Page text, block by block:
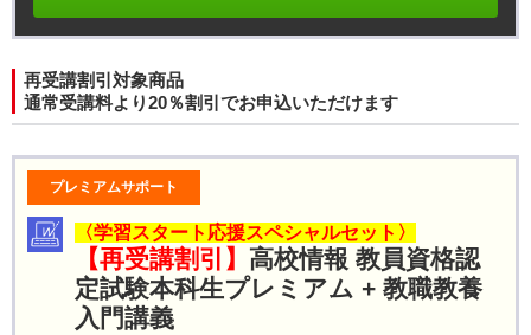
再受講割引対象商品
通常受講料より20％割引でお申込いただけます
プレミアムサポート
〈学習スタート応援スペシャルセット〉
【再受講割引】 高校情報 教員資格認
定試験本科生プレミアム + 教職教養
入門講義